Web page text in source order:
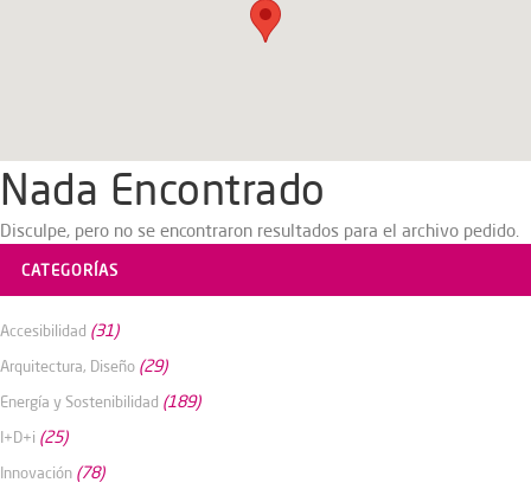
Nada Encontrado
Disculpe, pero no se encontraron resultados para el archivo pedido.
CATEGORÍAS
Accesibilidad (31)
Arquitectura, Diseño (29)
Energía y Sostenibilidad (189)
I+D+i (25)
Innovación (78)